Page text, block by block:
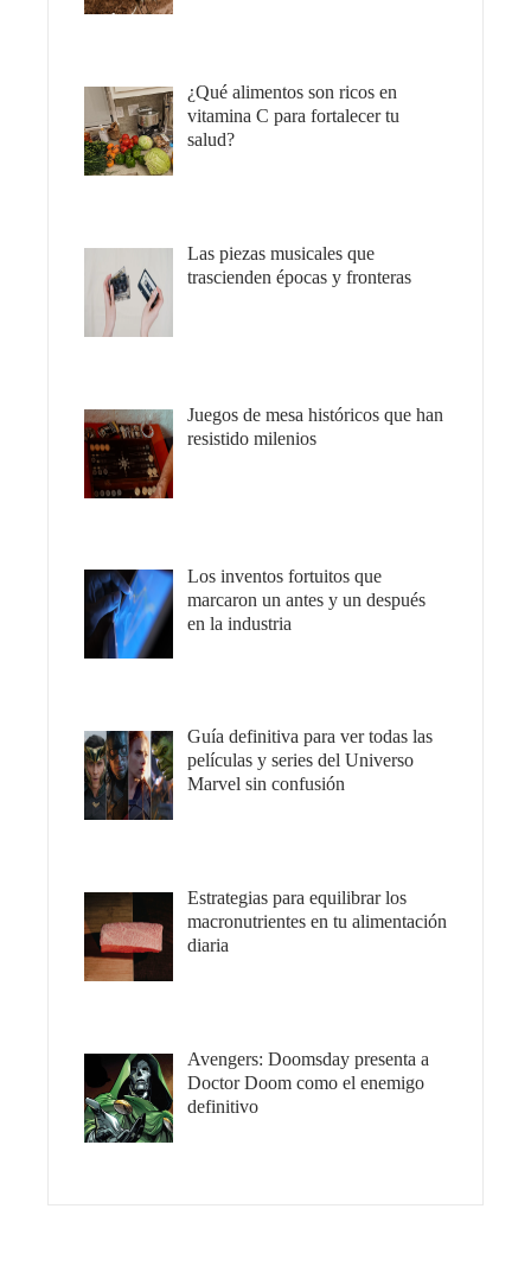
¿Qué alimentos son ricos en
vitamina C para fortalecer tu
salud?
Las piezas musicales que
trascienden épocas y fronteras
Juegos de mesa históricos que han
resistido milenios
Los inventos fortuitos que
marcaron un antes y un después
en la industria
Guía definitiva para ver todas las
películas y series del Universo
Marvel sin confusión
Estrategias para equilibrar los
macronutrientes en tu alimentación
diaria
Avengers: Doomsday presenta a
Doctor Doom como el enemigo
definitivo